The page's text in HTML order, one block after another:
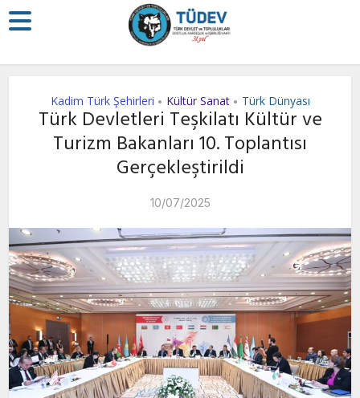
Kadim Türk Şehirleri • Kültür Sanat • Türk Dünyası
Türk Devletleri Teşkilatı Kültür ve
Turizm Bakanları 10. Toplantısı
Gerçekleştirildi
10/07/2025